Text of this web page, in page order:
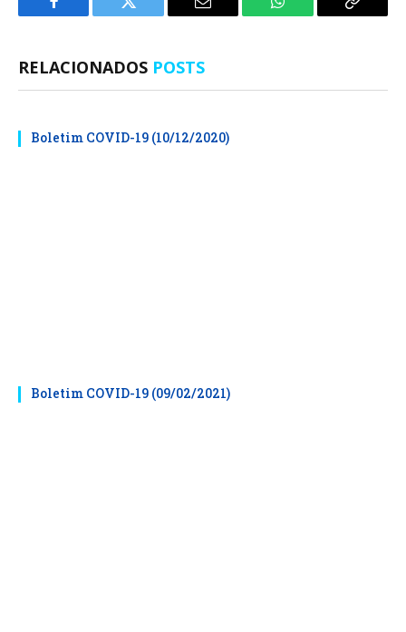
Facebook Twitter
E-
WhatsApp Copiar
RELACIONADOS POSTS
Boletim COVID-19 (10/12/2020)
Boletim COVID-19 (09/02/2021)